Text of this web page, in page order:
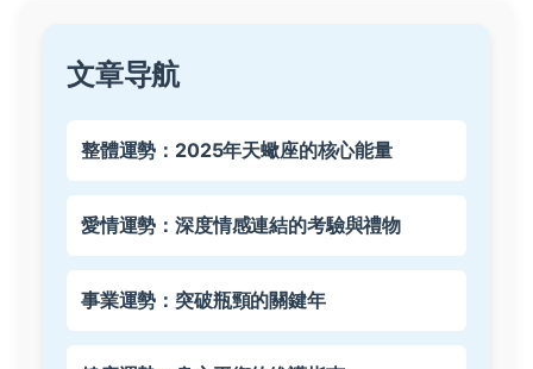
文章导航
整體運勢：2025年天蠍座的核心能量
愛情運勢：深度情感連結的考驗與禮物
事業運勢：突破瓶頸的關鍵年